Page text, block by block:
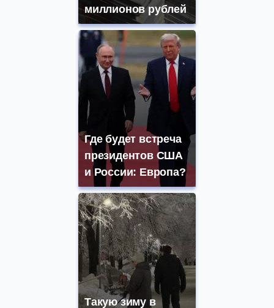
миллионов рублей
Где будет встреча
президентов США
и России: Европа?
Такую зиму в